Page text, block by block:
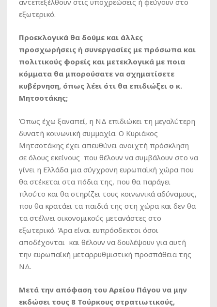
εξωτερικό.
Προεκλογικά θα δούμε και άλλες
προσχωρήσεις ή συνεργασίες με πρόσωπα και
πολιτικούς φορείς και μετεκλογικά με ποια
κόμματα θα μπορούσατε να σχηματίσετε
κυβέρνηση, όπως λέει ότι θα επιδιώξει ο κ.
Μητσοτάκης;
Όπως έχω ξαναπεί, η ΝΔ επιδιώκει τη μεγαλύτερη
δυνατή κοινωνική συμμαχία. Ο Κυριάκος
Μητσοτάκης έχει απευθύνει ανοιχτή πρόσκληση
σε όλους εκείνους που θέλουν να συμβάλουν στο να
γίνει η Ελλάδα μια σύγχρονη ευρωπαϊκή χώρα που
θα στέκεται στα πόδια της, που θα παράγει
πλούτο και θα στηρίζει τους κοινωνικά αδύναμους,
που θα κρατάει τα παιδιά της στη χώρα και δεν θα
τα στέλνει οικονομικούς μετανάστες στο
εξωτερικό. Άρα είναι ευπρόσδεκτοι όσοι
αποδέχονται και θέλουν να δουλέψουν για αυτή
την ευρωπαϊκή μεταρρυθμιστική προσπάθεια της
ΝΔ.
Μετά την απόφαση του Αρείου Πάγου να μην
εκδώσει τους 8 Τούρκους στρατιωτικούς,